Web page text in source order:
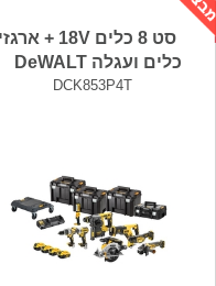
סט 8 כלים 18V + ארגזי
כלים ועגלה DeWALT
DCK853P4T